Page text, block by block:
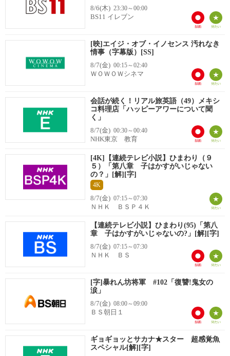
8/6(木) 23:30～00:00
BS11 イレブン
[映]エイジ・オブ・イノセンス 汚れなき
情事（字幕版）[SS]
8/7(金) 00:15～02:40
ＷＯＷＯＷシネマ
会話が続く！リアル旅英語（49）メキシ
コ料理店「ハッピーアワーについて聞
く」
8/7(金) 00:30～00:40
NHK東京 教育
[4K]【連続テレビ小説】ひまわり（９
５）「第八章 子はかすがいじゃない
の？」[解][字]
4K
8/7(金) 07:15～07:30
ＮＨＫ ＢＳＰ４Ｋ
【連続テレビ小説】ひまわり(95)「第八
章 子はかすがいじゃないの?」[解][字]
8/7(金) 07:15～07:30
ＮＨＫ ＢＳ
[字]暴れん坊将軍 #102「復讐!鬼女の
涙」
8/7(金) 08:00～09:00
ＢＳ朝日１
ギョギョッとサカナ★スター 超感覚魚
スペシャル[解][字]